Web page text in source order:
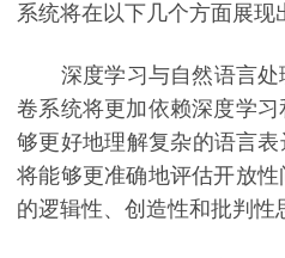
系统将在以下几个方面展现
深度学习与自然语言处
卷系统将更加依赖深度学
够更好地理解复杂的语言
将能够更准确地评估开放
的逻辑性、创造性和批判性